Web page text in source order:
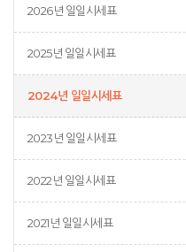
2026년 일일시세표
2025년 일일시세표
2024년 일일시세표
2023년 일일시세표
2022년 일일시세표
2021년 일일시세표